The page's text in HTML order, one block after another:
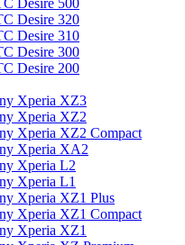
Desire 320
Desire 310
Desire 300
Desire 200
Xperia XZ3
Xperia XZ2
Xperia XZ2 Compact
Xperia XA2
Xperia L2
Xperia L1
Xperia XZ1 Plus
Xperia XZ1 Compact
Xperia XZ1